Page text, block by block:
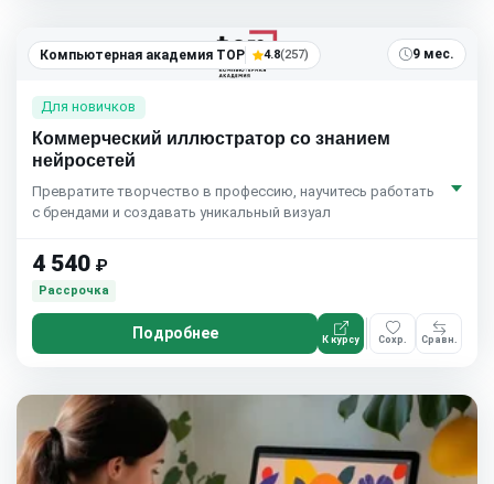
Компьютерная академия TOP 4.8(257) 9 мес.
Для новичков
Коммерческий иллюстратор со знанием
нейросетей
Превратите творчество в профессию, научитесь работать
с брендами и создавать уникальный визуал
4 540 ₽
Рассрочка
Подробнее К курсу Сохр. Сравн.